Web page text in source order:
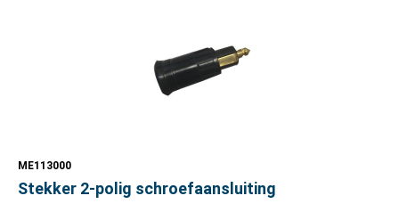
ME113000
Stekker 2-polig schroefaansluiting